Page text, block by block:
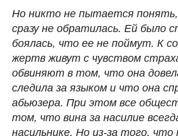
Но никто не пытается понять,
сразу не обратилась. Ей было
боялась, что ее не поймут. К
жертв живут с чувством
обвиняют в том, что она
следила за языком и что она
абьюзера. При этом все
том, что вина за насилие
насильнике. Но из-за того, что